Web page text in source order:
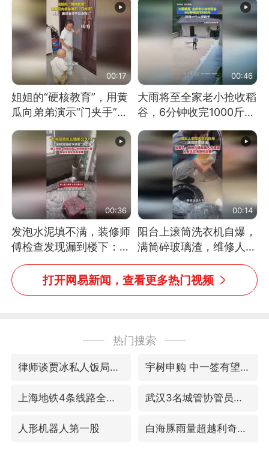
00:17
姐姐的“硬核教育”，用黄
瓜向弟弟演示“门夹手”，
网友：果然言传不如身
教！
00:46
大雨将至全家老小抢收稻
谷，6分钟收完1000斤，
没有一个人掉链子
00:36
发泡水泥填不满，装修师
傅检查发现漏到楼下：出
风口未延伸到外墙
00:14
阳台上滚筒洗衣机自爆，
满筒碎玻璃渣，维修人员
称是人为原因，从未见过
洗衣机自爆
打开网易新闻，查看更多热门视频
热门搜索
律师谈贾冰私人饭局被偷拍 宇树申购 中一签有望赚20万元
上海地铁4条线路全线停运 武汉3名城管协管员殴打摊主被刑拘
人形机器人第一股 白海豚雨量超越利奇马、巴威